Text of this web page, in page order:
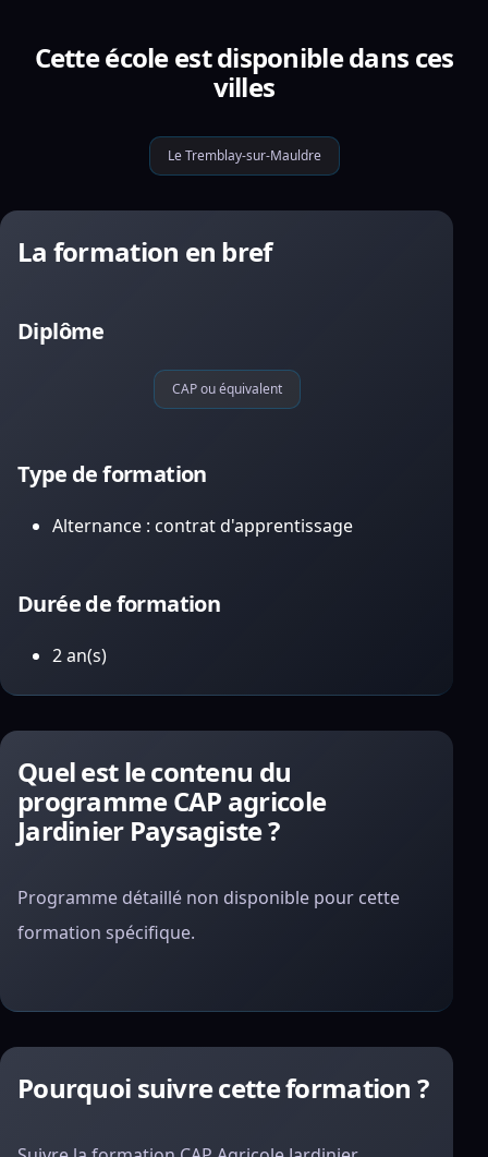
Cette école est disponible dans ces
villes
Le Tremblay-sur-Mauldre
La formation en bref
Diplôme
CAP ou équivalent
Type de formation
Alternance : contrat d'apprentissage
Durée de formation
2 an(s)
Quel est le contenu du
programme CAP agricole
Jardinier Paysagiste ?
Programme détaillé non disponible pour cette
formation spécifique.
Pourquoi suivre cette formation ?